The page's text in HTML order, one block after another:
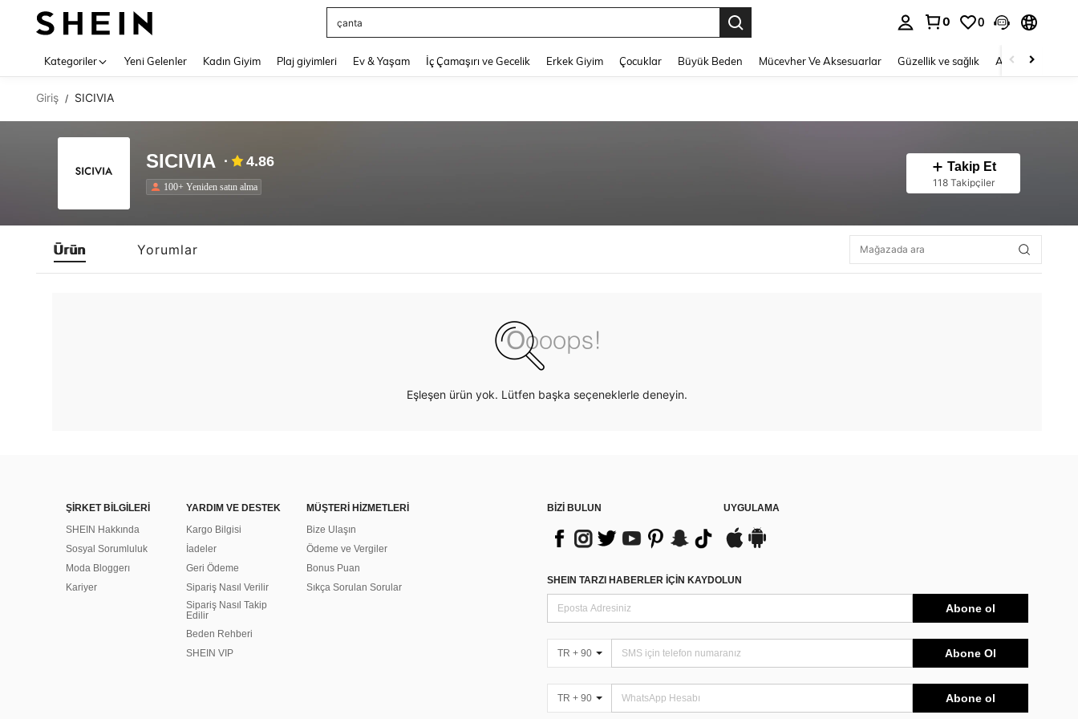
çanta
0 0
Kategoriler Yeni Gelenler Kadın Giyim Plaj giyimleri Ev & Yaşam İç Çamaşırı ve Gecelik Erkek Giyim Çocuklar Büyük Beden Mücevher Ve Aksesuarlar Güzellik ve sağlık Ayakkabı
Giriş / SICIVIA
SICIVIA 4.86
100+ Yeniden satın alma
Takip Et
118 Takipçiler
Ürün Yorumlar
Eşleşen ürün yok. Lütfen başka seçeneklerle deneyin.
ŞİRKET BİLGİLERİ
SHEIN Hakkında
Sosyal Sorumluluk
Moda Bloggerı
Kariyer
YARDIM VE DESTEK
Kargo Bilgisi
İadeler
Geri Ödeme
Sipariş Nasıl Verilir
Sipariş Nasıl Takip
Edilir
Beden Rehberi
SHEIN VIP
MÜŞTERİ HİZMETLERİ
Bize Ulaşın
Ödeme ve Vergiler
Bonus Puan
Sıkça Sorulan Sorular
BİZİ BULUN UYGULAMA
SHEIN TARZI HABERLER IÇIN KAYDOLUN
Abone ol
TR + 90 Abone Ol
TR + 90 Abone ol